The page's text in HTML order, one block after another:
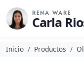
RENA WARE
Carla
Inicio Productos